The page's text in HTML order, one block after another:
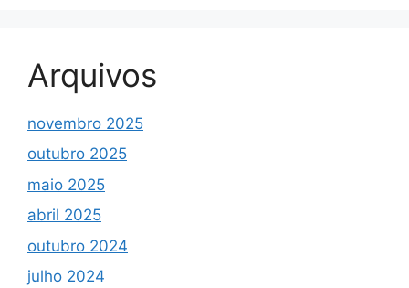
Arquivos
novembro 2025
outubro 2025
maio 2025
abril 2025
outubro 2024
julho 2024